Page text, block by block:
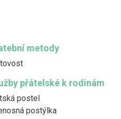
metody
přátelské k rodinám
postel
postýlka